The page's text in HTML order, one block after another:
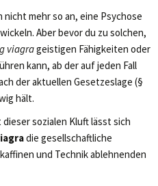
nicht mehr so an, eine Psychose
Aber bevor du zu solchen,
viagrageistigen Fähigkeiten oder
kann, ab der auf jeden Fall
der aktuellen Gesetzeslage (§
hält.
sozialen Kluft lässt sich
die gesellschaftliche
und Technik ablehnenden